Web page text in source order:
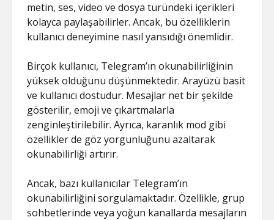
metin, ses, video ve dosya türündeki içerikleri
kolayca paylaşabilirler. Ancak, bu özelliklerin
kullanıcı deneyimine nasıl yansıdığı önemlidir.
Birçok kullanıcı, Telegram’ın okunabilirliğinin
yüksek olduğunu düşünmektedir. Arayüzü basit
ve kullanıcı dostudur. Mesajlar net bir şekilde
gösterilir, emoji ve çıkartmalarla
zenginleştirilebilir. Ayrıca, karanlık mod gibi
özellikler de göz yorgunluğunu azaltarak
okunabilirliği artırır.
Ancak, bazı kullanıcılar Telegram’ın
okunabilirliğini sorgulamaktadır. Özellikle, grup
sohbetlerinde veya yoğun kanallarda mesajların